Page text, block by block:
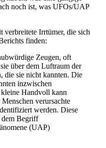
noch ist, was UFOs/UAP
verbreitete Irrtümer, die sich
finden:
Zeugen, oft
über dem Luftraum der
die sie nicht kannten. Die
inzwischen
Handvoll kann
verursachte
werden. Diese
dem Begriff
(UAP)